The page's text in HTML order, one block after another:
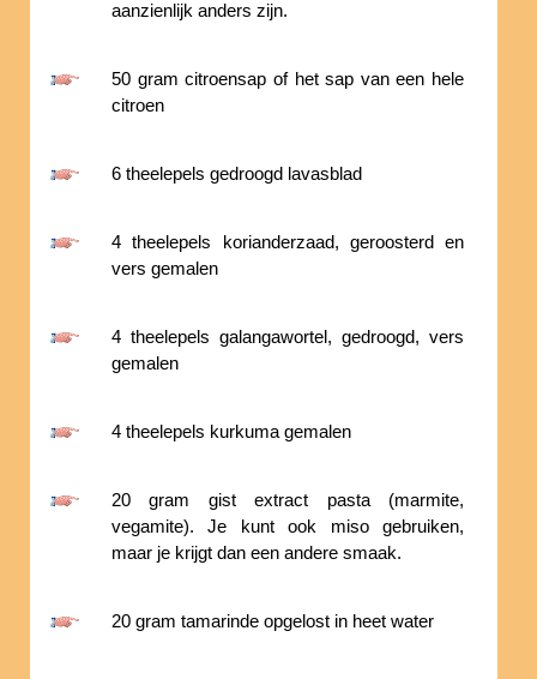
aanzienlijk anders zijn.
50 gram citroensap of het sap van een hele
citroen
6 theelepels gedroogd lavasblad
4 theelepels korianderzaad, geroosterd en
vers gemalen
4 theelepels galangawortel, gedroogd, vers
gemalen
4 theelepels kurkuma gemalen
20 gram gist extract pasta (marmite,
vegamite). Je kunt ook miso gebruiken,
maar je krijgt dan een andere smaak.
20 gram tamarinde opgelost in heet water